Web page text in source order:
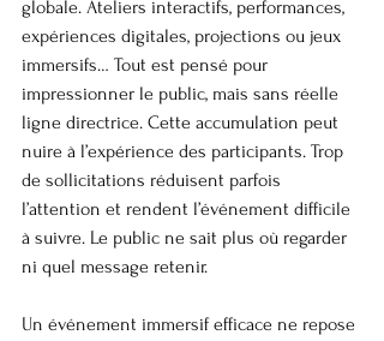
globale. Ateliers interactifs, performances,
expériences digitales, projections ou jeux
immersifs… Tout est pensé pour
impressionner le public, mais sans réelle
ligne directrice. Cette accumulation peut
nuire à l’expérience des participants. Trop
de sollicitations réduisent parfois
l’attention et rendent l’événement difficile
à suivre. Le public ne sait plus où regarder
ni quel message retenir.
Un événement immersif efficace ne repose